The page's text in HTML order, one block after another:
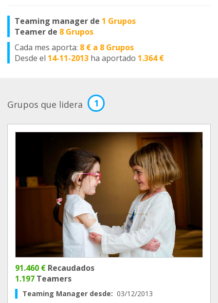
Teaming manager de 1 Grupos
Teamer de 8 Grupos
Cada mes aporta: 8 € a 8 Grupos
Desde el 14-11-2013 ha aportado 1.364 €
Grupos que lidera 1
91.460 € Recaudados
1.197 Teamers
Teaming Manager desde: 03/12/2013